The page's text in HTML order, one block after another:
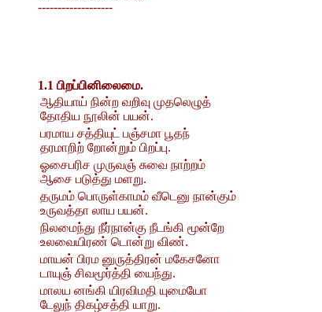
-------------------
1.1 பிறப்பினிலைமை.
ஆதியாய் நின்ற வறிவு முதலெழுத்
தோதிய நூலின் பயன்.
பரமாய சத்தியுட் பஞ்சமா பூதந்
தரமாறிற் றோன்றும் பிறப்பு.
ஓசைபரிச முருவஞ் சுவை நாற்றம்
ஆசை படுத்து மளறு.
தருமம் பொருள்காமம் வீடெனு நான்கும்
உருவத்தா லாய பயன்.
நிலமைந்து நீர்நான்கு நீடங்கி மூன்றே
உலவையிரண் டொன்று விண்.
மாயன் பிரம னுருத்திரன் மகேசனோ
டாயுஞ் சிவமூர்த்தி யைந்து.
மாலய னங்கி யிரவிமதி யுமையோ
டேலுந் திகழ்சத்தி யாறு.